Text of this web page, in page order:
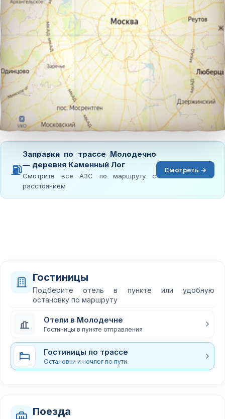
⛽
Заправки по трассе Молодечно
— деревня Каменный Лог
Смотрите все АЗС по маршруту с
расстоянием
Смотреть →
Гостиницы
Подберите отель в пункте или удобную
остановку по маршруту
Отели в Молодечне
Гостиницы в пункте отправления
Гостиницы по трассе
Остановки и ночлег по пути
Поезда